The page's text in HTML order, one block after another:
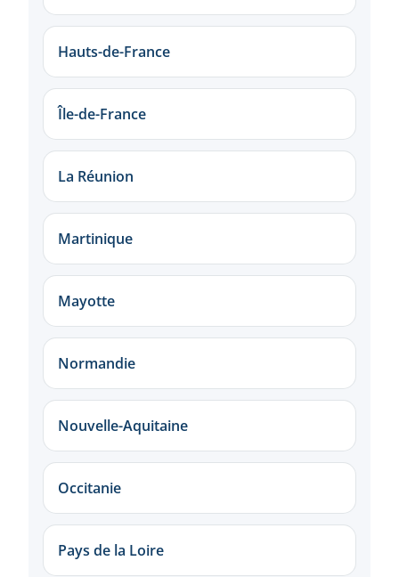
Hauts-de-France
Île-de-France
La Réunion
Martinique
Mayotte
Normandie
Nouvelle-Aquitaine
Occitanie
Pays de la Loire